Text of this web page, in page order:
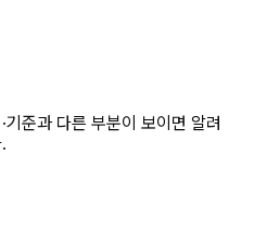
준과 다른 부분이 보이면 알려